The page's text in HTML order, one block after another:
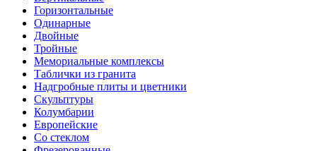
Горизонтальные
Одинарные
Двойные
Тройные
Мемориальные комплексы
Таблички из гранита
Надгробные плиты и цветники
Скульптуры
Колумбарии
Европейские
Со стеклом